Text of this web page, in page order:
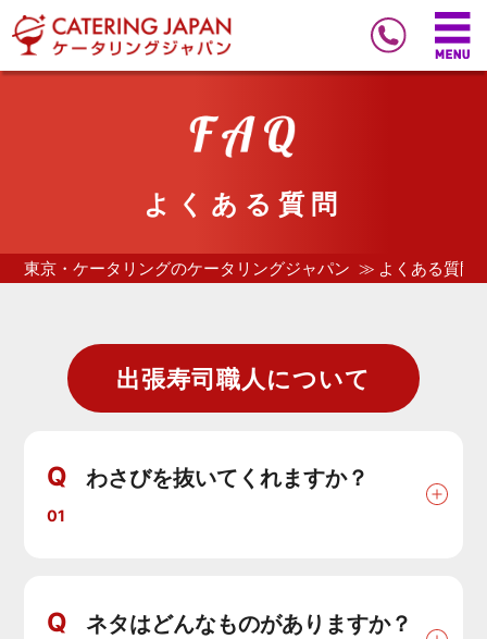
よくある質問
東京・ケータリングのケータリングジャパン よくある質問
出張寿司職人について
Q
01
わさびを抜いてくれますか？
Q ネタはどんなものがありますか？